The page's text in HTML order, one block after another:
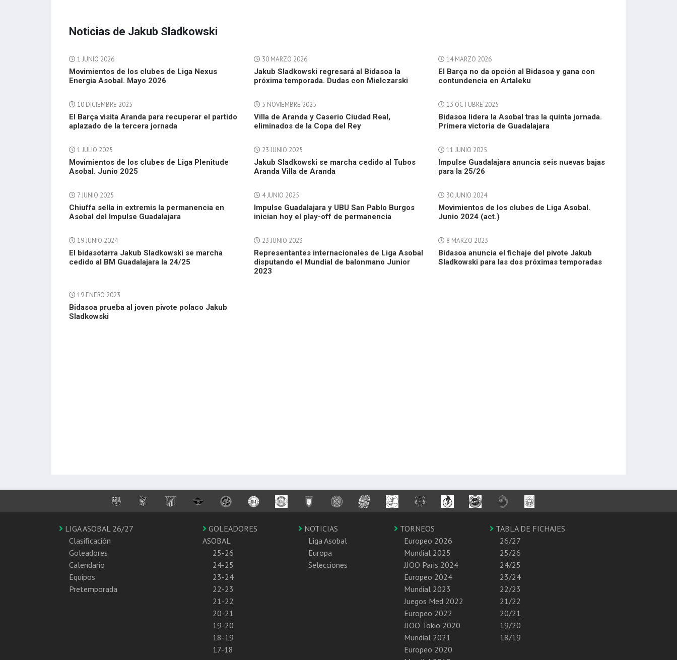
Noticias de Jakub Sladkowski
1 JUNIO 2026
Movimientos de los clubes de Liga Nexus
Energia Asobal. Mayo 2026
30 MARZO 2026
Jakub Sladkowski regresará al Bidasoa la
próxima temporada. Dudas con Mielczarski
14 MARZO 2026
El Barça no da opción al Bidasoa y gana con
contundencia en Artaleku
10 DICIEMBRE 2025
El Barça visita Aranda para recuperar el partido
aplazado de la tercera jornada
5 NOVIEMBRE 2025
Villa de Aranda y Caserio Ciudad Real,
eliminados de la Copa del Rey
13 OCTUBRE 2025
Bidasoa lidera la Asobal tras la quinta jornada.
Primera victoria de Guadalajara
1 JULIO 2025
Movimientos de los clubes de Liga Plenitude
Asobal. Junio 2025
23 JUNIO 2025
Jakub Sladkowski se marcha cedido al Tubos
Aranda Villa de Aranda
11 JUNIO 2025
Impulse Guadalajara anuncia seis nuevas bajas
para la 25/26
7 JUNIO 2025
Chiuffa sella in extremis la permanencia en
Asobal del Impulse Guadalajara
4 JUNIO 2025
Impulse Guadalajara y UBU San Pablo Burgos
inician hoy el play-off de permanencia
30 JUNIO 2024
Movimientos de los clubes de Liga Asobal.
Junio 2024 (act.)
19 JUNIO 2024
El bidasotarra Jakub Sladkowski se marcha
cedido al BM Guadalajara la 24/25
23 JUNIO 2023
Representantes internacionales de Liga Asobal
disputando el Mundial de balonmano Junior
2023
8 MARZO 2023
Bidasoa anuncia el fichaje del pivote Jakub
Sladkowski para las dos próximas temporadas
19 ENERO 2023
Bidasoa prueba al joven pivote polaco Jakub
Sladkowski
LIGA ASOBAL 26/27
Clasificación
Goleadores
Calendario
Equipos
Pretemporada
GOLEADORES
ASOBAL
25-26
24-25
23-24
22-23
21-22
20-21
19-20
18-19
17-18
NOTICIAS
Liga Asobal
Europa
Selecciones
TORNEOS
Europeo 2026
Mundial 2025
JJOO Paris 2024
Europeo 2024
Mundial 2023
Juegos Med 2022
Europeo 2022
JJOO Tokio 2020
Mundial 2021
Europeo 2020
TABLA DE FICHAJES
26/27
25/26
24/25
23/24
22/23
21/22
20/21
19/20
18/19